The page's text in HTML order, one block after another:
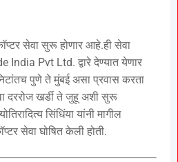
सेवा सुरू होणार आहे.ही सेवा
India Pvt Ltd. द्वारे देण्यात येणार
पुणे ते मुंबई असा प्रवास करता
दररोज खर्डी ते जुहू अशी सुरू
सिंधिंया यांनी मागील
सेवा घोषित केली होती.